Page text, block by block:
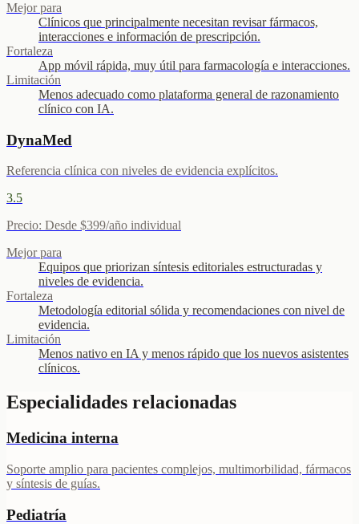
Mejor para
Clínicos que principalmente necesitan revisar fármacos,
interacciones e información de prescripción.
Fortaleza
App móvil rápida, muy útil para farmacología e interacciones.
Limitación
Menos adecuado como plataforma general de razonamiento
clínico con IA.
DynaMed
Referencia clínica con niveles de evidencia explícitos.
3.5
Precio: Desde $399/año individual
Mejor para
Equipos que priorizan síntesis editoriales estructuradas y
niveles de evidencia.
Fortaleza
Metodología editorial sólida y recomendaciones con nivel de
evidencia.
Limitación
Menos nativo en IA y menos rápido que los nuevos asistentes
clínicos.
Especialidades relacionadas
Medicina interna
Soporte amplio para pacientes complejos, multimorbilidad, fármacos
y síntesis de guías.
Pediatría